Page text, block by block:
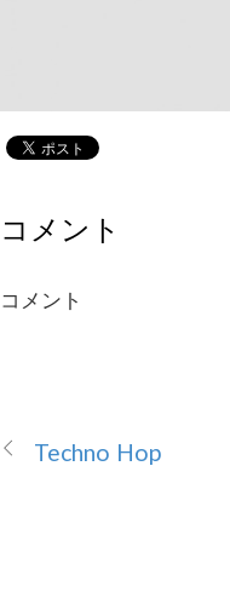
コメント
コメント
Techno Hop